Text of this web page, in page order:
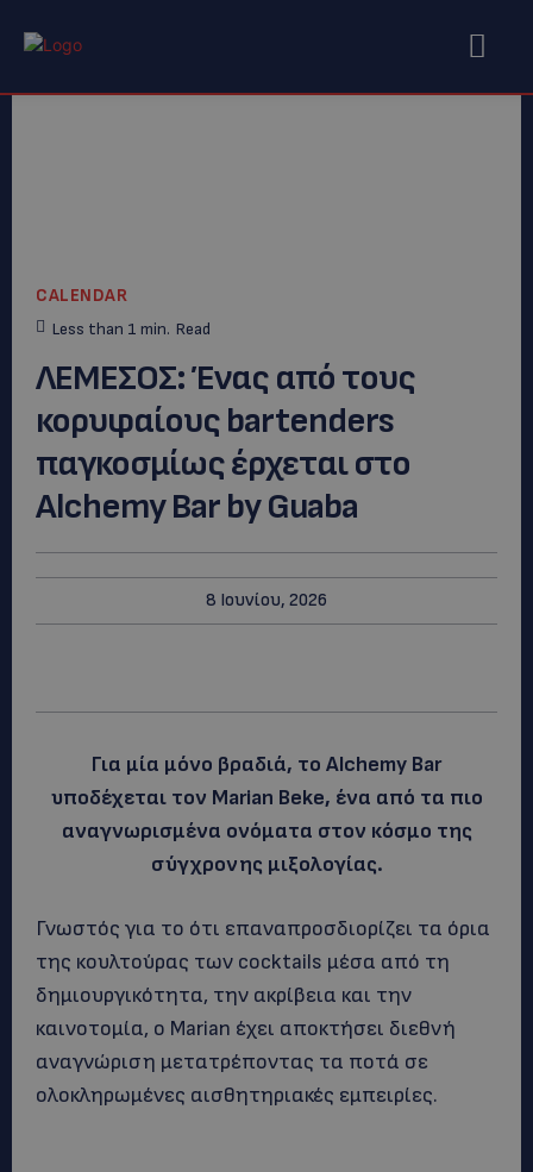
CALENDAR
Less than 1 min. Read
ΛΕΜΕΣΟΣ: Ένας από τους
κορυφαίους bartenders
παγκοσμίως έρχεται στο
Alchemy Bar by Guaba
8 Ιουνίου, 2026
Για μία μόνο βραδιά, το Alchemy Bar
υποδέχεται τον Marian Beke, ένα από τα πιο
αναγνωρισμένα ονόματα στον κόσμο της
σύγχρονης μιξολογίας.
Γνωστός για το ότι επαναπροσδιορίζει τα όρια
της κουλτούρας των cocktails μέσα από τη
δημιουργικότητα, την ακρίβεια και την
καινοτομία, ο Marian έχει αποκτήσει διεθνή
αναγνώριση μετατρέποντας τα ποτά σε
ολοκληρωμένες αισθητηριακές εμπειρίες.